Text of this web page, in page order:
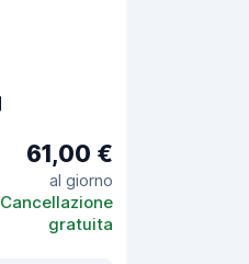
61,00 €
al giorno
Cancellazione
gratuita